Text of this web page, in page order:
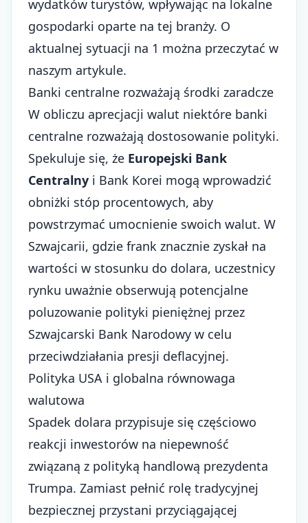
wydatków turystów, wpływając na lokalne
gospodarki oparte na tej branży. O
aktualnej sytuacji na 1 można przeczytać w
naszym artykule.
Banki centralne rozważają środki zaradcze
W obliczu aprecjacji walut niektóre banki
centralne rozważają dostosowanie polityki.
Spekuluje się, że Europejski Bank
Centralny i Bank Korei mogą wprowadzić
obniżki stóp procentowych, aby
powstrzymać umocnienie swoich walut. W
Szwajcarii, gdzie frank znacznie zyskał na
wartości w stosunku do dolara, uczestnicy
rynku uważnie obserwują potencjalne
poluzowanie polityki pieniężnej przez
Szwajcarski Bank Narodowy w celu
przeciwdziałania presji deflacyjnej.
Polityka USA i globalna równowaga
walutowa
Spadek dolara przypisuje się częściowo
reakcji inwestorów na niepewność
związaną z polityką handlową prezydenta
Trumpa. Zamiast pełnić rolę tradycyjnej
bezpiecznej przystani przyciągającej